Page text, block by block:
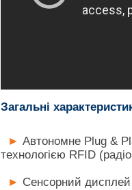
Загальні
► Автономне Plug &
технологією RFID
► Сенсорний дисплей